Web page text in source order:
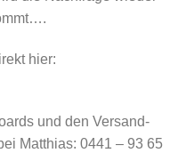
hier:
und den Versand-
Matthias: 0441 – 93 65